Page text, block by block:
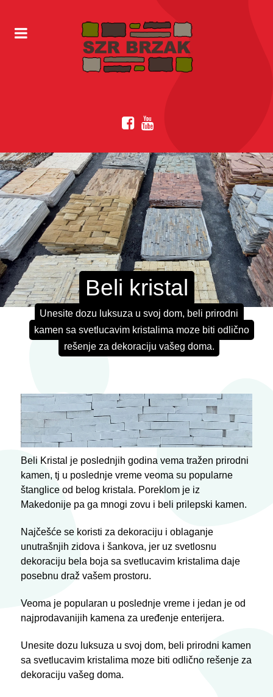
Beli kristal
Unesite dozu luksuza u svoj dom, beli prirodni
kamen sa svetlucavim kristalima moze biti odlično
rešenje za dekoraciju vašeg doma.
Beli Kristal je poslednjih godina vema tražen prirodni
kamen, tj u poslednje vreme veoma su popularne
štanglice od belog kristala. Poreklom je iz
Makedonije pa ga mnogi zovu i beli prilepski kamen.
Najčešće se koristi za dekoraciju i oblaganje
unutrašnjih zidova i šankova, jer uz svetlosnu
dekoraciju bela boja sa svetlucavim kristalima daje
posebnu draž vašem prostoru.
Veoma je popularan u poslednje vreme i jedan je od
najprodavanijih kamena za uređenje enterijera.
Unesite dozu luksuza u svoj dom, beli prirodni kamen
sa svetlucavim kristalima moze biti odlično rešenje za
dekoraciju vašeg doma.